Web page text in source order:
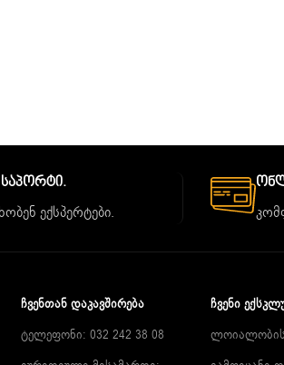
Საპორტი.
ექსპერტები.
ᲩᲕᲔᲜᲗᲐᲜ ᲓᲐᲙᲐᲕᲨᲘᲠᲔᲑᲐ
ტელეფონი: 032 242 38 08
ᲩᲕᲔᲜᲘ